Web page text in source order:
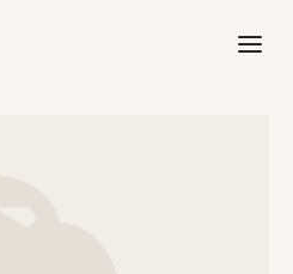
à l'accueil de Crédit Municipal